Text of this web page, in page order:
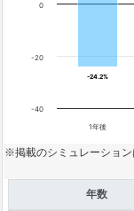
-24.2%
-24.2%
1年後
-40
-20
0
※掲載のシミュレーション
年数